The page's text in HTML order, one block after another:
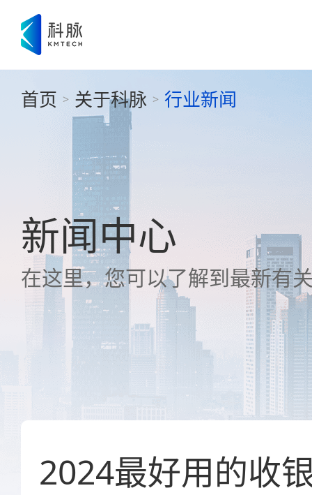
首页 > 关于科脉 > 行业新闻
新闻中心
在这里，您可以了解到最新有
2024最好用的收